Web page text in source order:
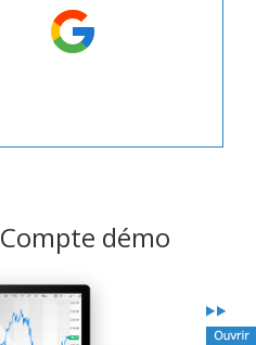
Compte démo